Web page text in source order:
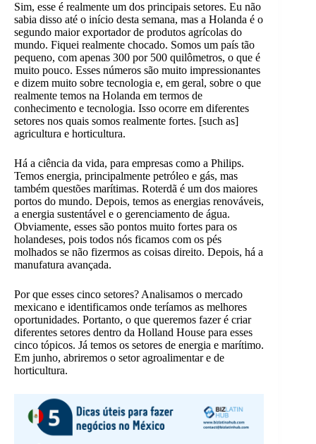
Sim, esse é realmente um dos principais setores. Eu não
sabia disso até o início desta semana, mas a Holanda é o
segundo maior exportador de produtos agrícolas do
mundo. Fiquei realmente chocado. Somos um país tão
pequeno, com apenas 300 por 500 quilômetros, o que é
muito pouco. Esses números são muito impressionantes
e dizem muito sobre tecnologia e, em geral, sobre o que
realmente temos na Holanda em termos de
conhecimento e tecnologia. Isso ocorre em diferentes
setores nos quais somos realmente fortes. [such as]
agricultura e horticultura.
Há a ciência da vida, para empresas como a Philips.
Temos energia, principalmente petróleo e gás, mas
também questões marítimas. Roterdã é um dos maiores
portos do mundo. Depois, temos as energias renováveis,
a energia sustentável e o gerenciamento de água.
Obviamente, esses são pontos muito fortes para os
holandeses, pois todos nós ficamos com os pés
molhados se não fizermos as coisas direito. Depois, há a
manufatura avançada.
Por que esses cinco setores? Analisamos o mercado
mexicano e identificamos onde teríamos as melhores
oportunidades. Portanto, o que queremos fazer é criar
diferentes setores dentro da Holland House para esses
cinco tópicos. Já temos os setores de energia e marítimo.
Em junho, abriremos o setor agroalimentar e de
horticultura.